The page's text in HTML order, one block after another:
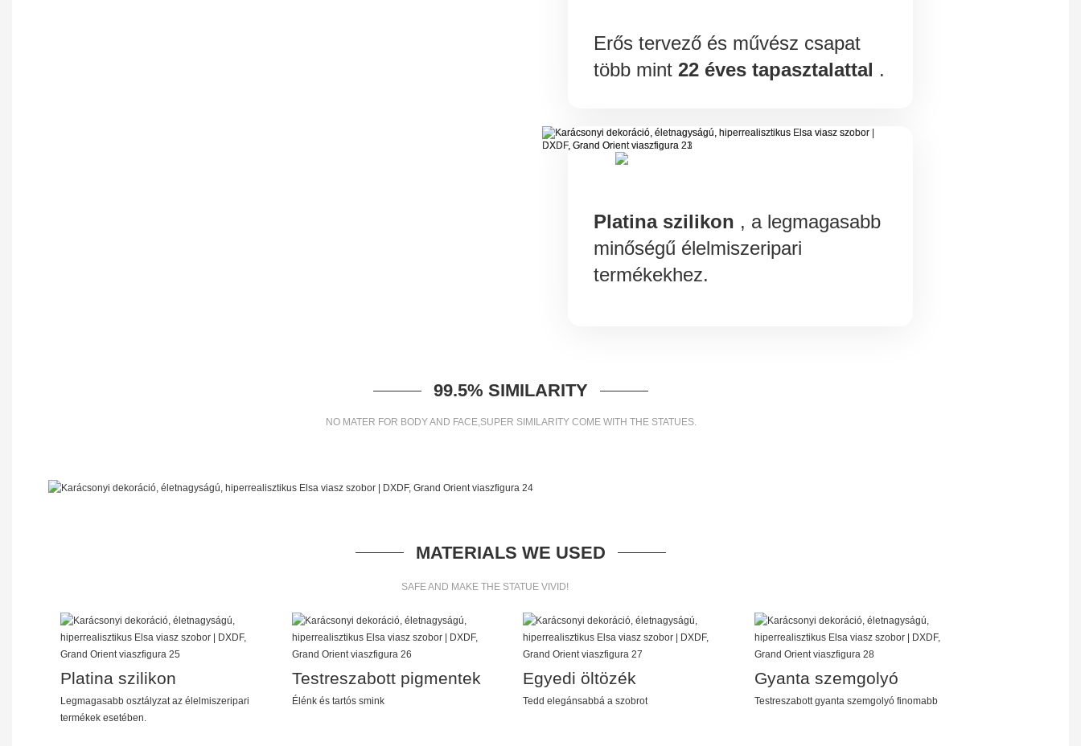
Erős tervező és művész csapat
több mint 22 éves tapasztalattal .
Platina szilikon , a legmagasabb
minőségű élelmiszeripari
termékekhez.
99.5% SIMILARITY
NO MATER FOR BODY AND FACE,SUPER SIMILARITY COME WITH THE STATUES.
MATERIALS WE USED
SAFE AND MAKE THE STATUE VIVID!
Platina szilikon
Legmagasabb osztályzat az élelmiszeripari
termékek esetében.
Testreszabott pigmentek
Élénk és tartós smink
Egyedi öltözék
Tedd elegánsabbá a szobrot
Gyanta szemgolyó
Testreszabott gyanta szemgolyó finomabb